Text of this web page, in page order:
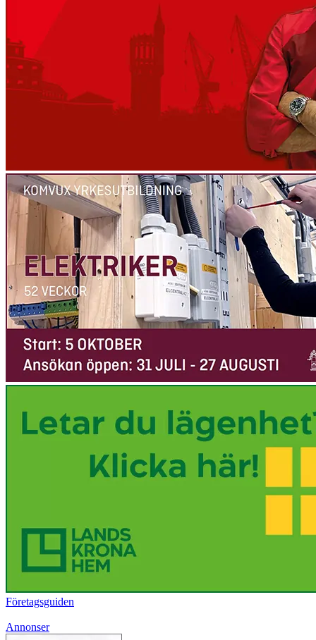
Företagsguiden
Annonser